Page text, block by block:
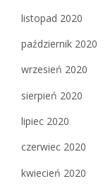
listopad 2020
październik 2020
wrzesień 2020
sierpień 2020
lipiec 2020
czerwiec 2020
kwiecień 2020